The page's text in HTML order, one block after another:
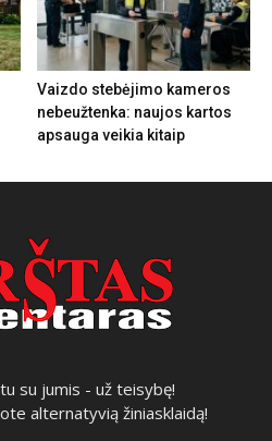
Vaizdo stebėjimo kameros
nebeužtenka: naujos kartos
apsauga veikia kitaip
su jumis - už teisybę!
alternatyvią žiniasklaidą!